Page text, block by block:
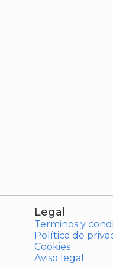
Legal
Terminos y
Política de
Cookies
Aviso legal